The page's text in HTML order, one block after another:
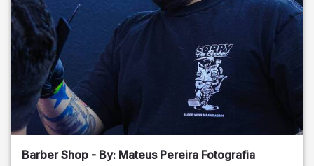
Barber Shop - By: Mateus Pereira Fotografia